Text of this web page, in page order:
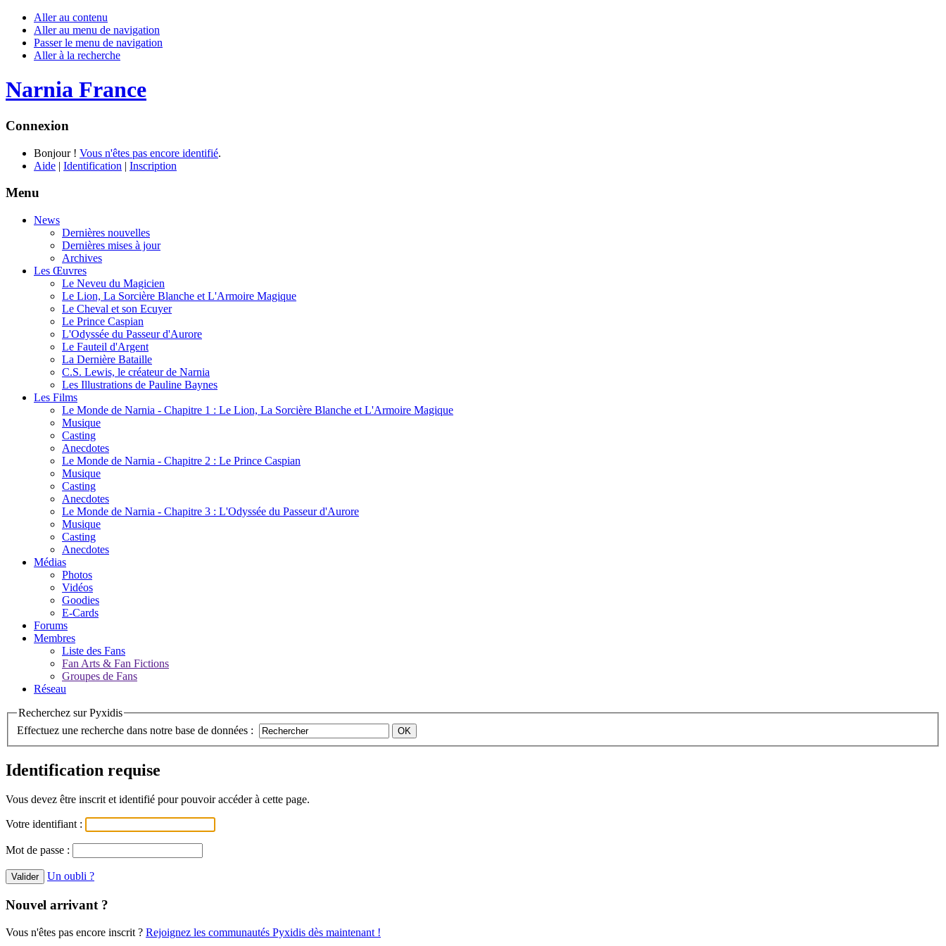
Aller au contenu
Aller au menu de navigation
Passer le menu de navigation
Aller à la recherche
Narnia France
Connexion
Bonjour ! Vous n'êtes pas encore identifié.
Aide | Identification | Inscription
Menu
News
Dernières nouvelles
Dernières mises à jour
Archives
Les Œuvres
Le Neveu du Magicien
Le Lion, La Sorcière Blanche et L'Armoire Magique
Le Cheval et son Ecuyer
Le Prince Caspian
L'Odyssée du Passeur d'Aurore
Le Fauteil d'Argent
La Dernière Bataille
C.S. Lewis, le créateur de Narnia
Les Illustrations de Pauline Baynes
Les Films
Le Monde de Narnia - Chapitre 1 : Le Lion, La Sorcière Blanche et L'Armoire Magique
Musique
Casting
Anecdotes
Le Monde de Narnia - Chapitre 2 : Le Prince Caspian
Musique
Casting
Anecdotes
Le Monde de Narnia - Chapitre 3 : L'Odyssée du Passeur d'Aurore
Musique
Casting
Anecdotes
Médias
Photos
Vidéos
Goodies
E-Cards
Forums
Membres
Liste des Fans
Fan Arts & Fan Fictions
Groupes de Fans
Réseau
Recherchez sur Pyxidis
Effectuez une recherche dans notre base de données :
Identification requise
Vous devez être inscrit et identifié pour pouvoir accéder à cette page.
Votre identifiant :
Mot de passe :
Un oubli ?
Nouvel arrivant ?
Vous n'êtes pas encore inscrit ? Rejoignez les communautés Pyxidis dès maintenant !